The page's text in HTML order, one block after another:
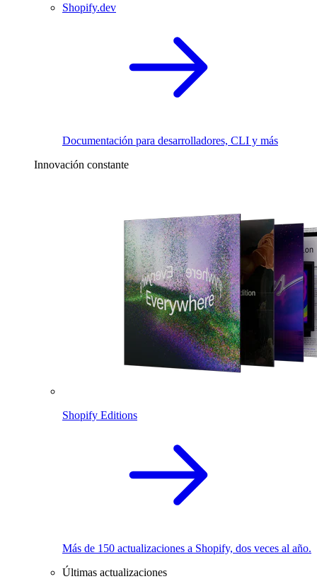
Shopify.dev
Documentación para desarrolladores, CLI y más
Innovación constante
Shopify Editions
Más de 150 actualizaciones a Shopify, dos veces al año.
Últimas actualizaciones